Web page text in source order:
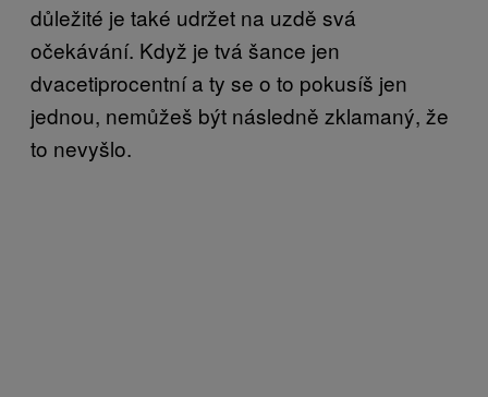
důležité je také udržet na uzdě svá
očekávání. Když je tvá šance jen
dvacetiprocentní a ty se o to pokusíš jen
jednou, nemůžeš být následně zklamaný, že
to nevyšlo.